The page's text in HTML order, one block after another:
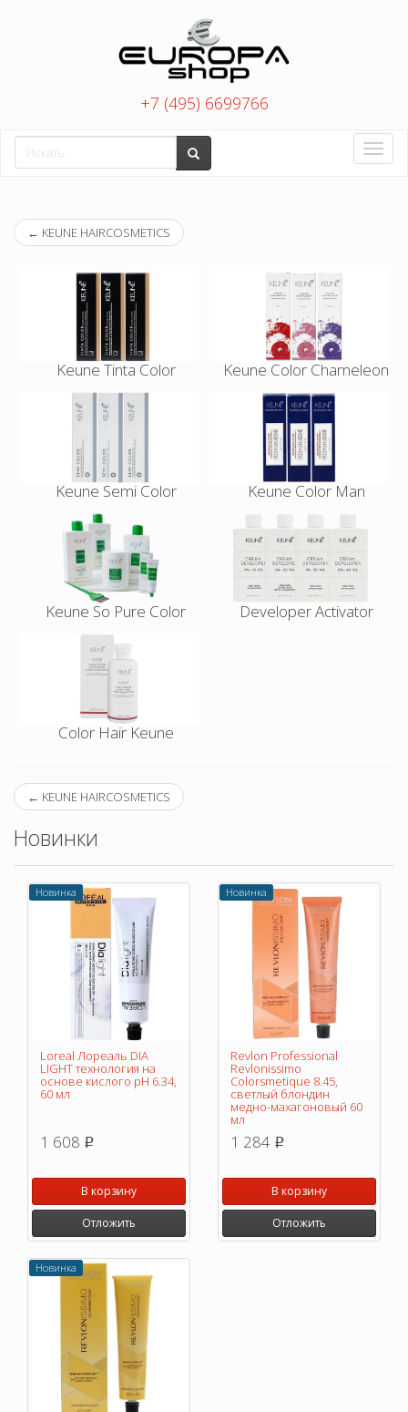
+7 (495) 6699766
Toggle
← KEUNE HAIRCOSMETICS
Keune Tinta Color Keune Color Chameleon
Keune Semi Color Keune Color Man
Keune So Pure Color Developer Activator
Color Hair Keune
← KEUNE HAIRCOSMETICS
Новинки
Новинка
Loreal Лореаль DIA
LIGHT технология на
основе кислого pH 6.34,
60 мл
1 608 p
В корзину
Отложить
Новинка
Revlon Professional
Revlonissimo
Colorsmetique 8.45,
светлый блондин
медно-махагоновый 60
мл
1 284 p
В корзину
Отложить
Новинка